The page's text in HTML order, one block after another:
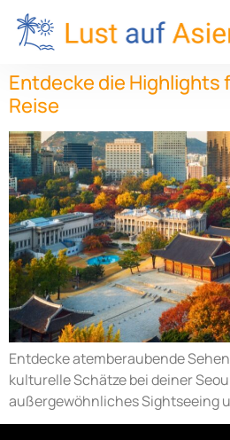
Entdecke die Highlights
Reise
Entdecke atemberaubende
kulturelle Schätze bei deiner
außergewöhnliches Sightseeing